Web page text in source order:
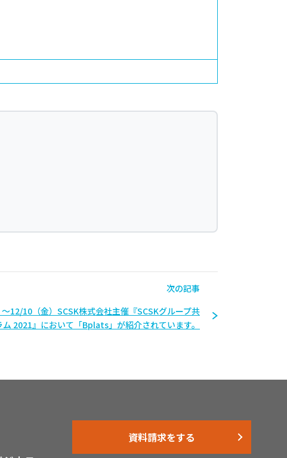
次の記事
12/10（金）SCSK株式会社主催『SCSKグループ共
2021』において「Bplats」が紹介されています。
資料請求をする